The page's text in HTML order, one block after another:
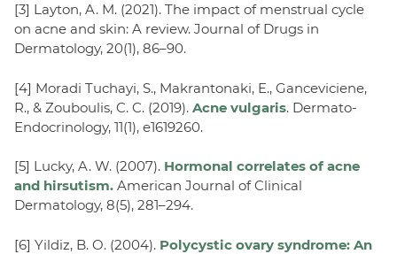
[3] Layton, A. M. (2021). The impact of menstrual cycle
on acne and skin: A review. Journal of Drugs in
Dermatology, 20(1), 86–90.
[4] Moradi Tuchayi, S., Makrantonaki, E., Ganceviciene,
R., & Zouboulis, C. C. (2019). Acne vulgaris. Dermato-
Endocrinology, 11(1), e1619260.
[5] Lucky, A. W. (2007). Hormonal correlates of acne
and hirsutism. American Journal of Clinical
Dermatology, 8(5), 281–294.
[6] Yildiz, B. O. (2004). Polycystic ovary syndrome: An